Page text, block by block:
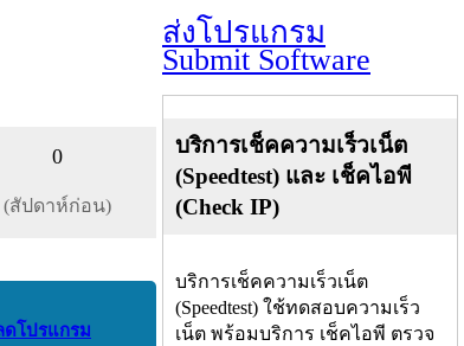
0
(สัปดาห์ก่อน)
ดโปรแกรม
ส่งโปรแกรม
Submit Software
บริการเช็คความเร็วเน็ต
(Speedtest) และ เช็คไอพี
(Check IP)
บริการเช็คความเร็วเน็ต
(Speedtest) ใช้ทดสอบความเร็ว
เน็ต พร้อมบริการ เช็คไอพี ตรวจ